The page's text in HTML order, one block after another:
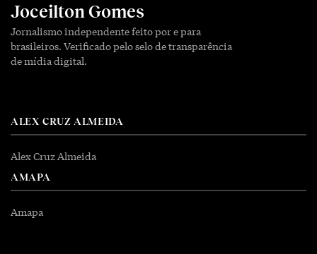
Joceilton Gomes
Jornalismo independente feito por e para
brasileiros. Verificado pelo selo de transparência
de mídia digital.
ALEX CRUZ ALMEIDA
Alex Cruz Almeida
AMAPA
Amapa